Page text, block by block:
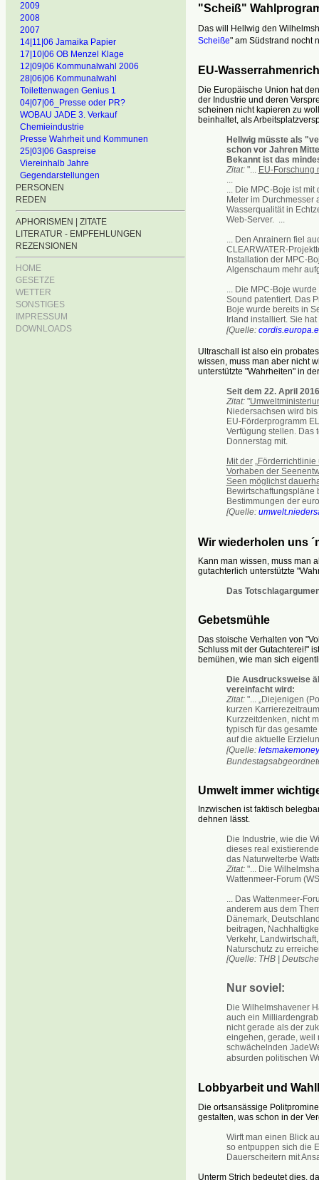
2009
2008
2007
14|11|06 Jamaika Papier
17|10|06 OB Menzel Klage
12|09|06 Kommunalwahl 2006
28|06|06 Kommunalwahl
Toilettenwagen Genius 1
04|07|06_Presse oder PR?
WOBAU JADE 3. Verkauf
Chemieindustrie
Presse Wahrheit und Kommunen
25|03|06 Gaspreise
Viereinhalb Jahre
Gegendarstellungen
PERSONEN
REDEN
APHORISMEN | ZITATE
LITERATUR - EMPFEHLUNGEN
REZENSIONEN
HOME
GESETZE
WETTER
SONSTIGES
IMPRESSUM
DOWNLOADS
"Scheiß"
Das will Hellwig den
Scheiße" am Südstrand nocht
EU-
Die Europäische Union hat
der Industrie und deren
scheinen nicht kapieren zu
beinhaltet, als
Hellwig müsste als
schon vor Jahren
Bekannt ist das
Zitat:"... EU-Forschung
...
... Die MPC-Boje ist
Meter im Durchmesser
Wasserqualität in
Web-Server. ...
... Den Anrainern fiel
CLEARWATER-
Installation der MPC-
Algenschaum mehr
... Die MPC-Boje
Sound patentiert. Das
Boje wurde bereits in
Irland installiert. Sie
[Quelle:
Ultraschall ist also ein
wissen, muss man aber nicht
unterstützte "Wahrheiten" in
Seit dem 22. April
Zitat:"
Niedersachsen wird
EU-Förderprogramm
Verfügung stellen. Das
Donnerstag mit.
Mit der„Förderrichtlinie
Vorhaben der
Seen mög lichst
Bestimmungen der
[Quelle:
Wir wiederholen uns
Kann man wissen, muss man
gutachterlich unterstützte
Das
Gebetsmühle
Das stoische Verhalten von
Schluss mit der Gutachterei!"
bemühen, wie man sich
Die Ausdrucksweise
vereinfacht wird:
Zitat:"... „Diejenigen
kurzen
Kurzzeitdenken, nicht
typisch für das
auf die aktuelle
[Quelle:
Umwelt immer
Inzwischen ist faktisch
dehnen lässt.
Die Industrie, wie die
dieses real
das Naturwelterbe
Zitat:"... Die
Wattenmeer-Forum
... Das Wattenmeer-
anderem aus dem
Dänemark,
beitragen,
Verkehr,
Naturschutz zu
[Quelle: THB |
Nur soviel:
Die Wilhelmshavener
auch ein
nicht gerade als der
eingehen, gerade, weil
schwächelnden
absurden politischen
Lobbyarbeit und
Die ortsansässige
gestalten, was schon in der
Wirft man einen Blick
so entpuppen sich die
Dauerscheitern mit
Unterm Strich bedeutet dies,